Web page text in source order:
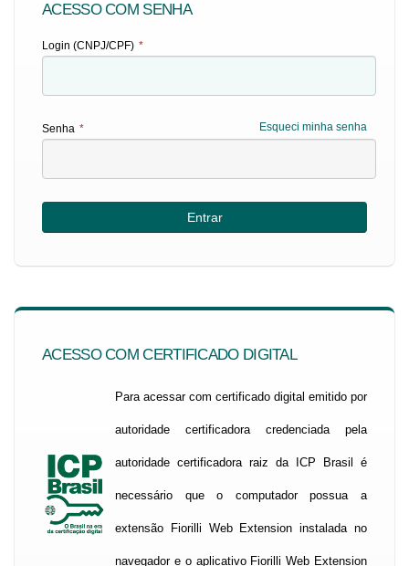
ACESSO COM SENHA
Login (CNPJ/CPF) *
Esqueci minha senha
Senha *
ACESSO COM CERTIFICADO DIGITAL
Para acessar com certificado digital emitido por
autoridade certificadora credenciada pela
autoridade certificadora raiz da ICP Brasil é
necessário que o computador possua a
extensão Fiorilli Web Extension instalada no
navegador e o aplicativo Fiorilli Web Extension